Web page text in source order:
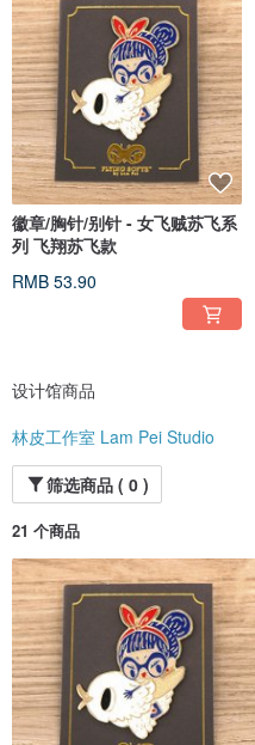
徽章/胸针/别针 - 女飞贼苏飞系
列 飞翔苏飞款
RMB 53.90
设计馆商品
林皮工作室 Lam Pei Studio
筛选商品 ( 0 )
21 个商品